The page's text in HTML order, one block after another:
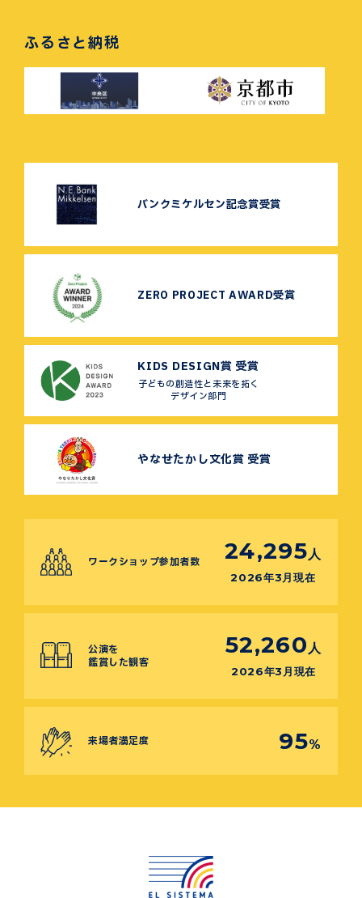
ふるさと納税
バンクミケルセン記念賞受賞
ZERO PROJECT AWARD受賞
KIDS DESIGN賞 受賞
子どもの創造性と未来を拓く
デザイン部門
やなせたかし文化賞 受賞
ワークショップ参加者数 24,295 人
2026年3月現在
公演を
鑑賞した観客
52,260 人
2026年3月現在
来場者満足度 95%